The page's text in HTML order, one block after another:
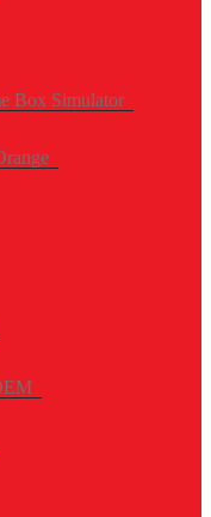
Box Simulator